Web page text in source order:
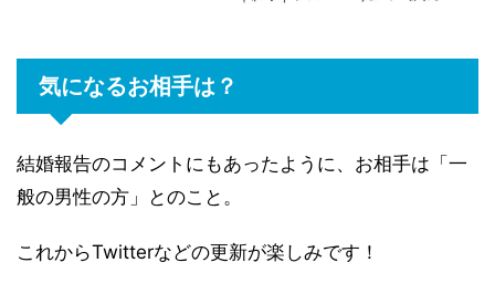
気になるお相手は？
結婚報告のコメントにもあったように、お相手は「一
般の男性の方」とのこと。
これからTwitterなどの更新が楽しみです！